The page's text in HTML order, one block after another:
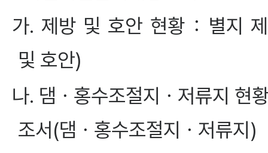
가. 제방 및 호안 현황：별지
및 호안)
나. 댐ㆍ홍수조절지ㆍ저류지 현
조서(댐ㆍ홍수조절지ㆍ저류지)